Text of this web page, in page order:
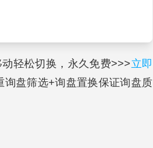
轻松切换，永久免费>>>立即
询盘筛选+询盘置换保证询盘质